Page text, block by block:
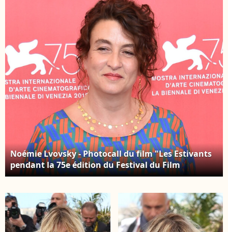
Noémie Lvovsky - Photocall du film "Les Estivants
pendant la 75e édition du Festival du Film
International de Venise, la Mostra, le 5 septembre